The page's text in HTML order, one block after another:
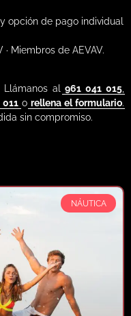
opción de pago individual
· Miembros de AEVAV.
al961 041 015
o rellena el formulario.
sin compromiso.
NÁUTICA